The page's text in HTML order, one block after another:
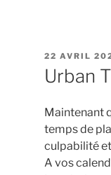
PUBLIÉ
LE
22 AVRIL
Urban
Maintenant
temps de
culpabilité
A vos